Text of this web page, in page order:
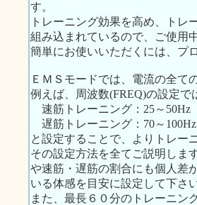
す。
トレーニング効果を高め、トレ
組み込まれているので、ご使用
簡単にお使いいただくには、プ
ＥＭＳモードでは、電流の全て
例えば、周波数(FREQ)の設定で
速筋トレーニング：25～50Hz
遅筋トレーニング：70～
と設定することで、よりトレー
その設定方法を全てご説明し
や速筋・遅筋の割合にも個人差
いる体感を目安に設定して下さい
また、最長６０分のトレーニン